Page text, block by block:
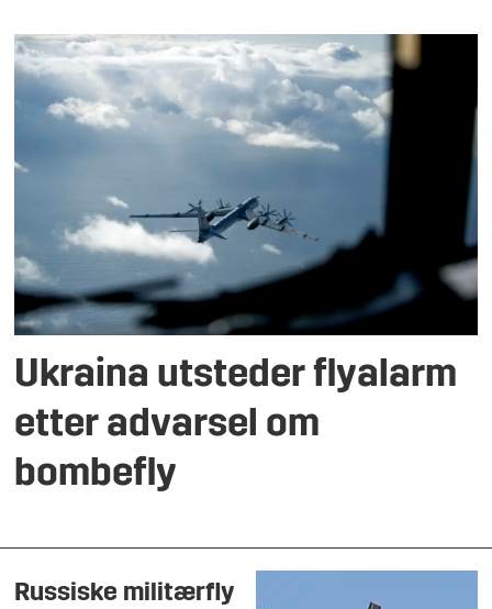
Ukraina utsteder flyalarm
etter advarsel om
bombefly
Russiske militærfly